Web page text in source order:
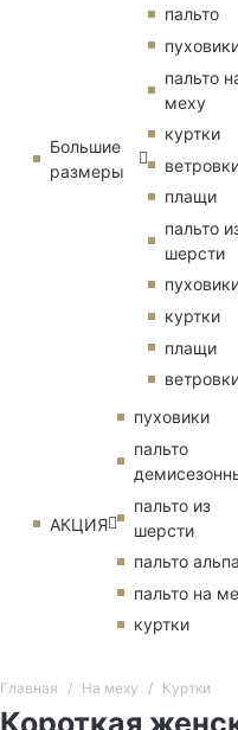
Большие
размеры
пальто
пальто
меху
куртки
плащи
пальто
шерсти
куртки
плащи
АКЦИЯ
пуховики
пальто
пальто из
шерсти
пальто
пальто на
куртки
Главная На меху Куртки